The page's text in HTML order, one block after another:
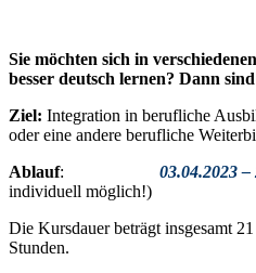
Sie möchten sich in
besser deutsch lernen? Dann
Ziel: Integration in berufliche
oder eine andere berufliche
Ablauf: 03.04.2023 –
individuell möglich!)
Die Kursdauer beträgt insgesamt
Stunden.